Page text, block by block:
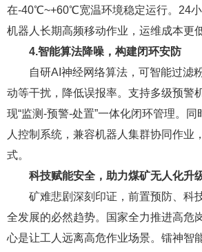
在-40℃~+60℃宽温环境稳定运行。24
机器人长期高频移动作业，运维成本更低
4.智能算法降噪，构建闭环安防
自研AI神经网络算法，可智能过滤
动等干扰，降低误报率。支持多级预警
现“监测-预警-处置”一体化闭环管理。
人控制系统，兼容机器人集群协同作业
式。
科技赋能安全，助力煤矿无人化升
矿难悲剧深刻印证，前置预防、科
全发展的必然趋势。国家全力推进高危
心是让工人远离高危作业场景。镭神智